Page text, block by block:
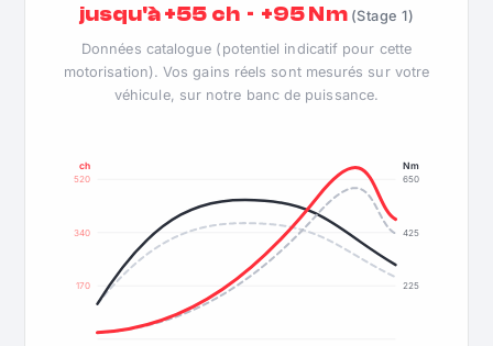
jusqu'à +55 ch · +95 Nm (Stage 1)
Données catalogue (potentiel indicatif pour cette
motorisation). Vos gains réels sont mesurés sur votre
véhicule, sur notre banc de puissance.
170
340
520
225
425
650
ch Nm